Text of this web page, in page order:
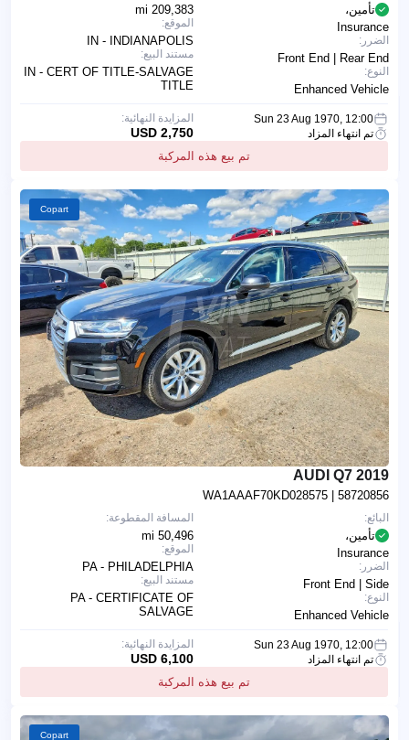
209,383 mi
الموقع:
IN - INDIANAPOLIS
مستند البيع:
IN - CERT OF TITLE-SALVAGE
TITLE
تأمين،
Insurance
الضرر:
Front End | Rear End
النوع:
Enhanced Vehicle
Sun 23 Aug 1970, 12:00
تم انتهاء المزاد
تم بيع هذه المركبة
المزايدة النهائية:
2,750 USD
Copart
2019 AUDI Q7
WA1AAAF70KD028575 | 58720856
المسافة المقطوعة:
50,496 mi
الموقع:
PA - PHILADELPHIA
مستند البيع:
PA - CERTIFICATE OF
SALVAGE
البائع:
تأمين،
Insurance
الضرر:
Front End | Side
النوع:
Enhanced Vehicle
Sun 23 Aug 1970, 12:00
تم انتهاء المزاد
تم بيع هذه المركبة
المزايدة النهائية:
6,100 USD
Copart